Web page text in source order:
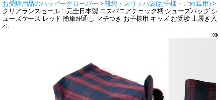
お受験用品のハッピークローバー > 靴袋・スリッパ袋(お子様・ご両親用) >
クリアランスセール！完全日本製 エスパニアチェック柄 シューズバッグ シ
ューズケース レッド 簡単紐通し マチつき お子様用 キッズ お受験 上履き入
れ